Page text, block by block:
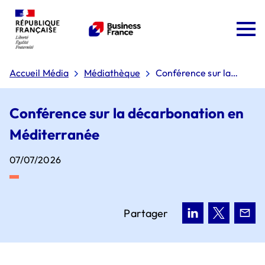
Team France Export
Accueil Média Médiathèque
Conférence sur la
Conférence sur la décarbonation en
Méditerranée
07/07/2026
Partager